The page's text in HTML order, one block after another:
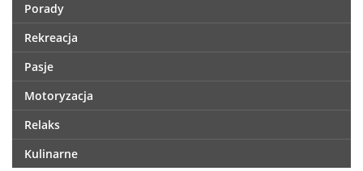
Porady
Rekreacja
Pasje
Motoryzacja
Relaks
Kulinarne